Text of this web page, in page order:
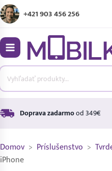
+421 903 456 256
Doprava zadarmood 349€
Domov > Príslušenstvo >
iPhone